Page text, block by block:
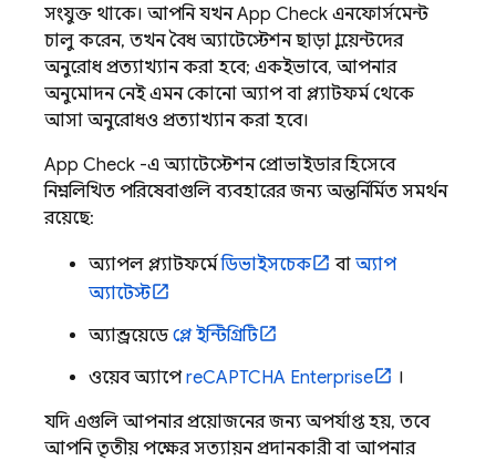
সংযুক্ত থাকে। আপনি যখনApp Check এনফোর্সমেন্ট
চালু করেন, তখন বৈধ অ্যাটেস্টেশন ছাড়া ক্লায়েন্টদের
অনুরোধ প্রত্যাখ্যান করা হবে; একইভাবে, আপনার
অনুমোদন নেই এমন কোনো অ্যাপ বা প্ল্যাটফর্ম থেকে
আসা অনুরোধও প্রত্যাখ্যান করা হবে।
App Check -এ অ্যাটেস্টেশন প্রোভাইডার হিসেবে
নিম্নলিখিত পরিষেবাগুলি ব্যবহারের জন্য অন্তর্নির্মিত সমর্থন
রয়েছে:
অ্যাপল প্ল্যাটফর্মেডিভাইসচেক বা অ্যাপ
অ্যাটেস্ট
অ্যান্ড্রয়েডেপ্লে ইন্টিগ্রিটি
ওয়েব অ্যাপেreCAPTCHA Enterprise
।
যদি এগুলি আপনার প্রয়োজনের জন্য অপর্যাপ্ত হয়, তবে
আপনি তৃতীয় পক্ষের সত্যায়ন প্রদানকারী বা আপনার